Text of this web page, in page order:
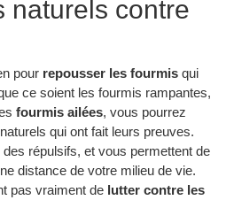
naturels contre
pour repousser les fourmis qui
ce soient les fourmis rampantes,
fourmis ailées, vous pourrez
qui ont fait leurs preuves.
répulsifs, et vous permettent de
distance de votre milieu de vie.
pas vraiment de lutter contre les